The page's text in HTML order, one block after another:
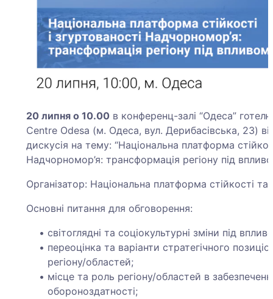
20 липня о 10.00 в конференц-залі “Одеса”
Centre Odesa (м. Одеса, вул. Дерибасівська, 23)
дискусія на тему: “Національна платформа
Надчорномор’я: трансформація регіону під
Організатор: Національна платформа стійкості та
Основні питання для обговорення:
світоглядні та соціокультурні зміни під
переоцінка та варіанти стратегічного
регіону/областей;
місце та роль регіону/областей в
обороноздатності;